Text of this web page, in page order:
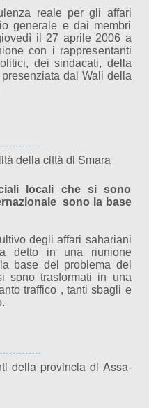
reale per gli affari
generale e dai membri
il 27 aprile 2006 a
con i rappresentanti
dei sindacati, della
dal Wali della
della città di Smara
locali che si sono
sono la base
degli affari sahariani
detto in una riunione
base del problema del
sono trasformati in una
traffico , tanti sbagli e
della provincia di Assa-